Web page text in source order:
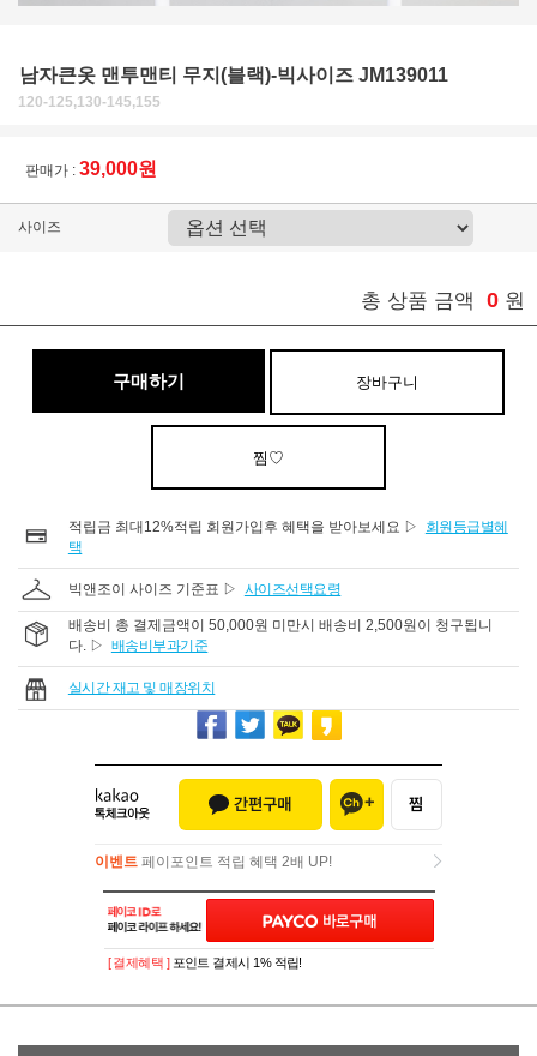
남자큰옷 맨투맨티 무지(블랙)-빅사이즈 JM139011
120-125,130-145,155
판매가 : 39,000원
사이즈
총 상품 금액 0 원
구매하기 장바구니
찜♡
적립금 최대12%적립 회원가입후 혜택을 받아보세요 ▷
회원등급별혜
택
빅앤조이 사이즈 기준표 ▷ 사이즈선택요령
배송비 총 결제금액이 50,000원 미만시 배송비 2,500원이 청구됩니
다. ▷ 배송비부과기준
실시간 재고 및 매장위치
이벤트 페이포인트 적립 혜택 2배 UP!
이벤트페이포인트 적립 혜택 2배 UP!
[ 결제혜택 ] 포인트 결제시 1% 적립!